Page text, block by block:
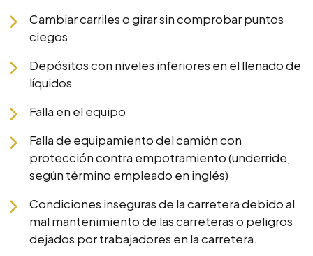
Cambiar carriles o girar sin comprobar puntos
ciegos
Depósitos con niveles inferiores en el llenado de
líquidos
Falla en el equipo
Falla de equipamiento del camión con
protección contra empotramiento (underride,
según término empleado en inglés)
Condiciones inseguras de la carretera debido al
mal mantenimiento de las carreteras o peligros
dejados por trabajadores en la carretera.